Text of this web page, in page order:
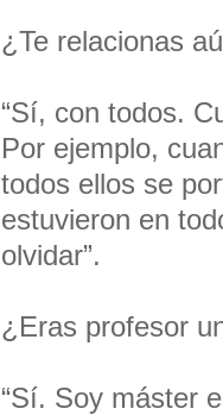
¿Te relacionas
“Sí, con todos.
Por ejemplo,
todos ellos se
estuvieron en
olvidar”.
¿Eras profesor
“Sí. Soy máster